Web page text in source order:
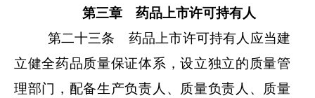
第三章 药品上市许可持有人
第二十三条 药品上市许可持有人应当建
立健全药品质量保证体系，设立独立的质量管
理部门，配备生产负责人、质量负责人、质量